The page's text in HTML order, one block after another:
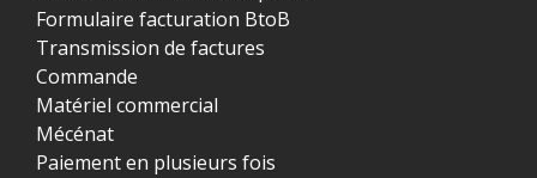
Formulaire facturation BtoB
Transmission de factures
Commande
Matériel commercial
Mécénat
Paiement en plusieurs fois